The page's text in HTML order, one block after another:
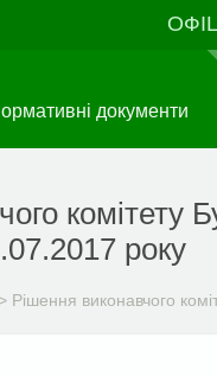
документи
комітету
року
> Рішення виконавчого